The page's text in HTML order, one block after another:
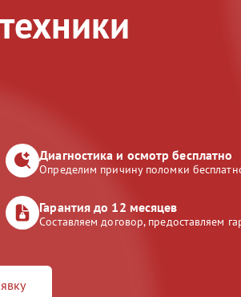
Диагностика и осмотр бесплатно
Определим причину поломки
Гарантия до 12 месяцев
Составляем договор, предоставляем